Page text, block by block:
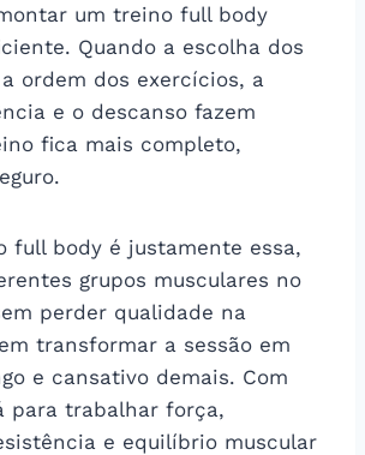
um treino full body
Quando a escolha dos
ordem dos exercícios, a
e o descanso fazem
fica mais completo,
full body é justamente essa,
grupos musculares no
perder qualidade na
transformar a sessão em
e cansativo demais. Com
para trabalhar força,
e equilíbrio muscular